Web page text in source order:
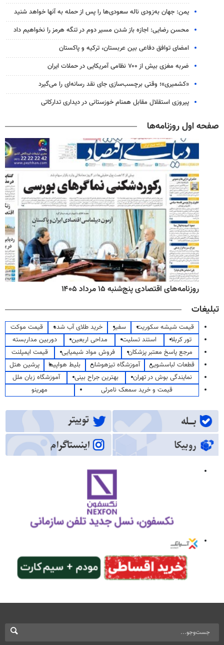
یمن: جهان به‌زودی ناله سعودی‌ها را پس از حمله به آنها خواهد شنید
محسن رضایی: اجازه باز شدن مسیر دوم در تنگه هرمز را نخواهیم داد
امضای توافق دفاعی بین عربستان، ترکیه و پاکستان
ضربه مغزی بیش از ۷۰۰ نظامی آمریکایی در حملات ایران
«کشمیری»؛ وقتی برچسب‌سازی جای نقد رسانه‌ای را می‌گیرد
پیروزی استقلال مقابل همنام خوزستانی در دیداری تدارکاتی
صفحه اول روزنامه‌ها
روزنامه‌های اقتصادی پنج‌شنبه ۱۵ مرداد ۱۴۰۵
تبلیغات
قیمت شیشه سکوریت سفیر خرید طلای آب شده
قیمت موکت
تور کربلا
استند تسلیت مداحی اربعین
دوربین مداربسته
مرجع پاسخ معتبر پزشکان
فروش مواد شیمیایی
قیمت ایمپلنت
قطعات لباسشویی
آموزشگاه تیزهوشان بلیط هواپیما
پرشین هتل
نمایندگی بوش در تهران
بهترین جراح بینی
آموزشگاه زبان ملل
قیمت و خرید سمعک نامرئی
مهرینو